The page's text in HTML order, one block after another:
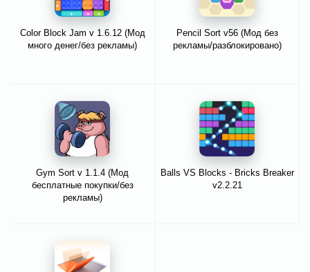
Color Block Jam v 1.6.12 (Мод
много денег/без рекламы)
Pencil Sort v56 (Мод без
рекламы/разблокировано)
Gym Sort v 1.1.4 (Мод
бесплатные покупки/без
рекламы)
Balls VS Blocks - Bricks Breaker
v2.2.21